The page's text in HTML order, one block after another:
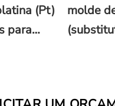
(Pt)
para
molde